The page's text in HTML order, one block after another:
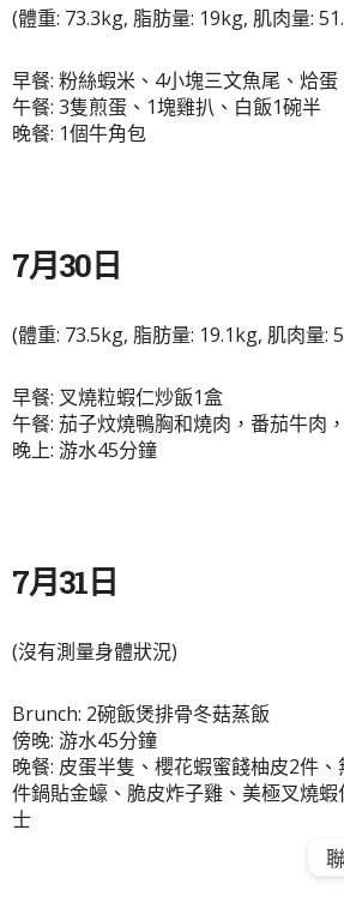
(體重: 73.3kg, 脂肪量: 19kg, 肌肉量:
早餐: 粉絲蝦米、4小塊三文魚尾、烚蛋
午餐: 3隻煎蛋、1塊雞扒、白飯1碗半
晚餐: 1個牛角包
7月30日
(體重: 73.5kg, 脂肪量: 19.1kg, 肌肉量:
早餐: 叉燒粒蝦仁炒飯1盒
午餐: 茄子炆燒鴨胸和燒肉，番茄牛肉
晚上: 游水45分鐘
7月31日
(沒有測量身體狀況)
Brunch: 2碗飯煲排骨冬菇蒸飯
傍晚: 游水45分鐘
晚餐: 皮蛋半隻、櫻花蝦蜜餞柚皮2件
件鍋貼金蠔、脆皮炸子雞、美極叉燒
士